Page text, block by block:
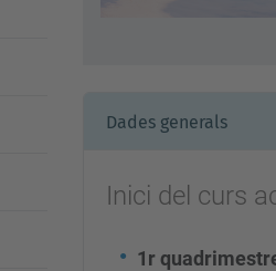
Dades generals
Inici del curs
1r